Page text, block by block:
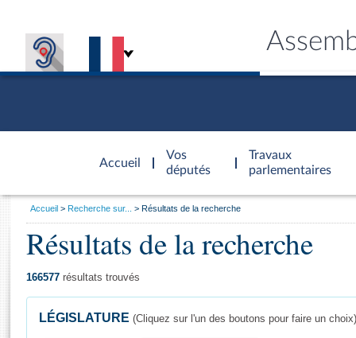
Accueil
d'accueil
Vos
députés
Travaux
parlementaires
Général
Vous
Accueil Recherche sur... Résultats de la recherche
Résultats de la recherche
166577 résultats trouvés
LÉGISLATURE (Cliquez sur l'un des boutons pour faire un choix)